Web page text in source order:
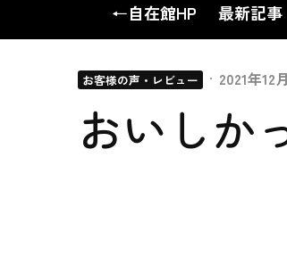
←自在館HP 最新記事
お客様の声・レビュー · 2021年12
おいし